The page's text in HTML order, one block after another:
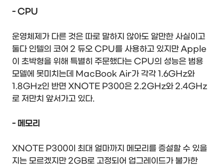
- CPU
운영체제가 다른 것은 따로 말하지 않아도 알만한 사실이고
둘다 인텔의 코어 2 듀오 CPU를 사용하고 있지만 Apple
이 초박형을 위해 특별히 주문했다는 CPU의 성능은 범용
모델에 못미치는데 MacBook Air가 각각 1.6GHz와
1.8GHz인 반면 XNOTE P300은 2.2GHz와 2.4GHz
로 저만치 앞서가고 있다.
- 메모리
XNOTE P300이 최대 얼마까지 메모리를 증설할 수 있을
지는 모르겠지만 2GB로 고정되어 업그레이드가 불가한